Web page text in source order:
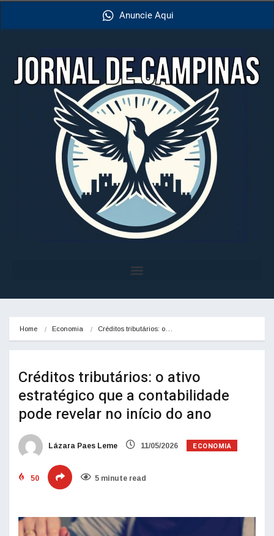
Anuncie Aqui
Home Economia Créditos tributários: o…
Créditos tributários: o ativo
estratégico que a contabilidade
pode revelar no início do ano
Lázara Paes Leme 11/05/2026 ECONOMIA
50 5 minute read